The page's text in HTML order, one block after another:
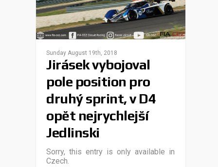
Sunday August 19th, 2018
Jirásek vybojoval
pole position pro
druhý sprint, v D4
opět nejrychlejší
Jedlinski
Sorry, this entry is only available in
Czech.